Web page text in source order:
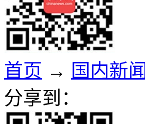
首页 → 国内新闻
分享到：